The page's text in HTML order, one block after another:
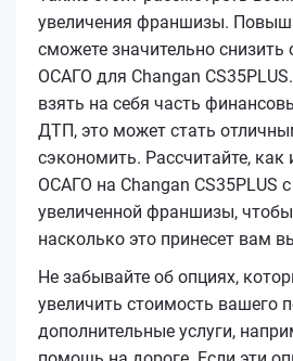
увеличения франшизы.
сможете значительно снизить
ОСАГО для Changan
взять на себя часть
ДТП, это может стать
сэкономить. Рассчитайте, как
ОСАГО на Changan CS35PLUS
увеличенной франшизы,
насколько это принесет вам
Не забывайте об опциях,
увеличить стоимость вашего
дополнительные услуги,